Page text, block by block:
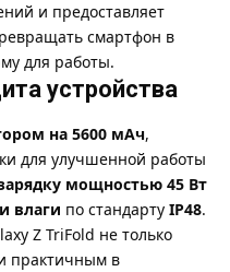
и предоставляет
смартфон в
для работы.
устройства
на 5600 мАч,
для улучшенной работы
мощностью 45 Вт
влаги по стандарту IP48.
Z TriFold не только
практичным в